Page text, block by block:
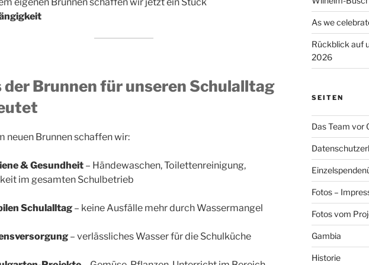
der Brunnen für unseren Schulalltag
neuen Brunnen schaffen wir:
& Gesundheit – Händewaschen, Toilettenreinigung,
im gesamten Schulbetrieb
Schulalltag – keine Ausfälle mehr durch Wassermangel
– verlässliches Wasser für die Schulküche
As we
Rückblick auf
2026
SEITEN
Das Team vor
Fotos –
Fotos vom
Gambia
Historie